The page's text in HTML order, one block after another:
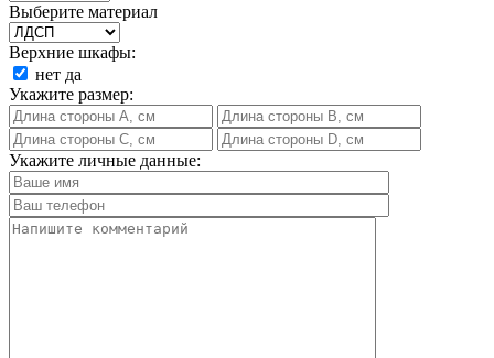
Выберите материал
Верхние шкафы:
нет да
Укажите размер:
Укажите личные данные: